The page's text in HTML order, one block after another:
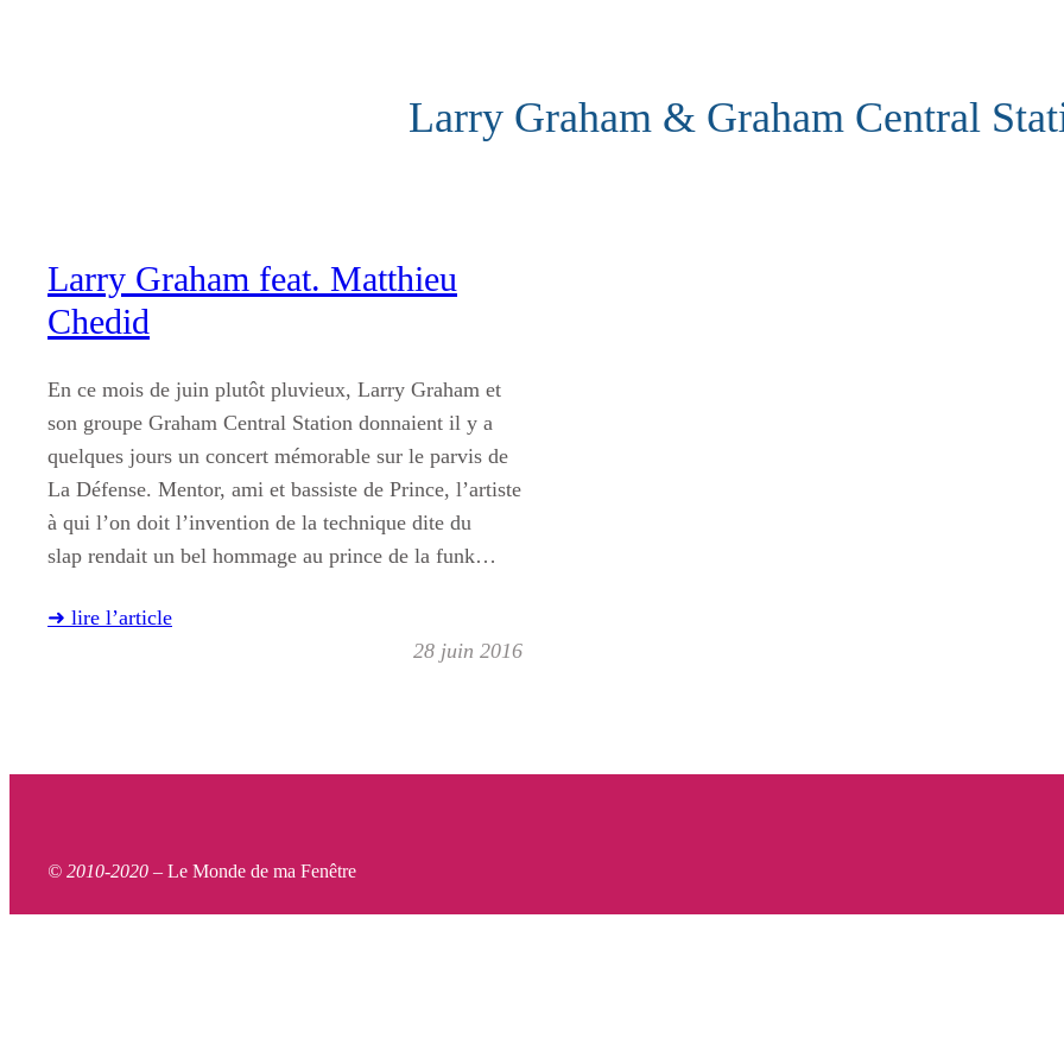
Larry Graham & Graham Central
Larry Graham feat. Matthieu
Chedid
En ce mois de juin plutôt pluvieux, Larry Graham et
son groupe Graham Central Station donnaient il y a
quelques jours un concert mémorable sur le parvis de
La Défense. Mentor, ami et bassiste de Prince, l’artiste
à qui l’on doit l’invention de la technique dite du
slap rendait un bel hommage au prince de la funk…
➜ lire l’article
28 juin 2016
© 2010-2020 – Le Monde de ma Fenêtre